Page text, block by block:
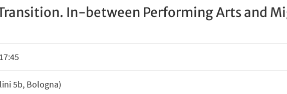
In-between Performing Arts and
5b, Bologna)